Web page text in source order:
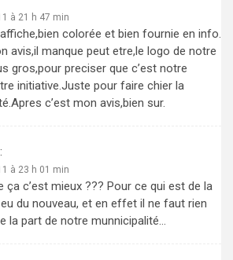
à 21 h 47 min
colorée et bien fournie en info.
avis,il manque peut etre,le logo de notre
gros,pour preciser que c’est notre
initiative.Juste pour faire chier la
c’est mon avis,bien sur.
à 23 h 01 min
ça c’est mieux ??? Pour ce qui est de la
eu du nouveau, et en effet il ne faut rien
la part de notre munnicipalité…